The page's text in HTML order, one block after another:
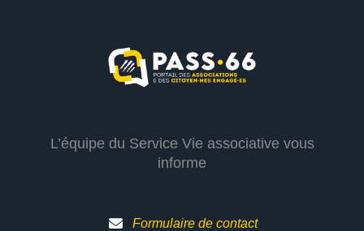
L’équipe du Service Vie associative vous
informe
Formulaire de contact